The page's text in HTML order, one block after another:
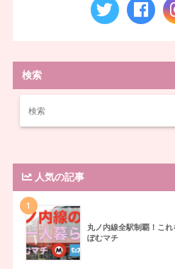
検索
人気の記事
1
丸ノ内線全駅制覇！こ
ぽむマチ